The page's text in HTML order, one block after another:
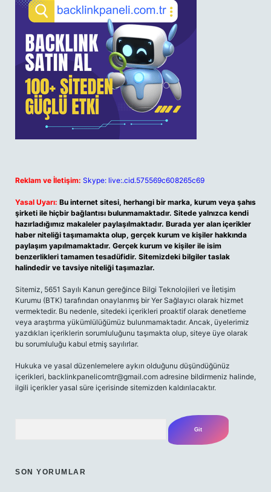
Reklam ve İletişim: Skype: live:.cid.575569c608265c69
Yasal Uyarı: Bu internet sitesi, herhangi bir marka, kurum veya şahıs
şirketi ile hiçbir bağlantısı bulunmamaktadır. Sitede yalnızca kendi
hazırladığımız makaleler paylaşılmaktadır. Burada yer alan içerikler
haber niteliği taşımamakta olup, gerçek kurum ve kişiler hakkında
paylaşım yapılmamaktadır. Gerçek kurum ve kişiler ile isim
benzerlikleri tamamen tesadüfidir. Sitemizdeki bilgiler taslak
halindedir ve tavsiye niteliği taşımazlar.
Sitemiz, 5651 Sayılı Kanun gereğince Bilgi Teknolojileri ve İletişim
Kurumu (BTK) tarafından onaylanmış bir Yer Sağlayıcı olarak hizmet
vermektedir. Bu nedenle, sitedeki içerikleri proaktif olarak denetleme
veya araştırma yükümlülüğümüz bulunmamaktadır. Ancak, üyelerimiz
yazdıkları içeriklerin sorumluluğunu taşımakta olup, siteye üye olarak
bu sorumluluğu kabul etmiş sayılırlar.
Hukuka ve yasal düzenlemelere aykırı olduğunu düşündüğünüz
içerikleri, backlinkpanelicomtr@gmail.com adresine bildirmeniz halinde,
ilgili içerikler yasal süre içerisinde sitemizden kaldırılacaktır.
SON YORUMLAR